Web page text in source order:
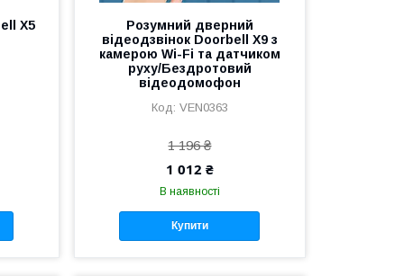
X5
Розумний дверний
відеодзвінок Doorbell X9 з
камерою Wi-Fi та датчиком
руху/Бездротовий
відеодомофон
VEN0363
1 196 ₴
1 012 ₴
В наявності
Купити